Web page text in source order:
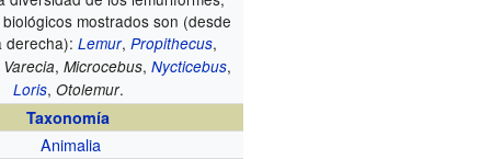
mostrados son (desde
derecha): Lemur, Propithecus,
Varecia, Microcebus, Nycticebus,
Loris, Otolemur.
Taxonomía
Animalia